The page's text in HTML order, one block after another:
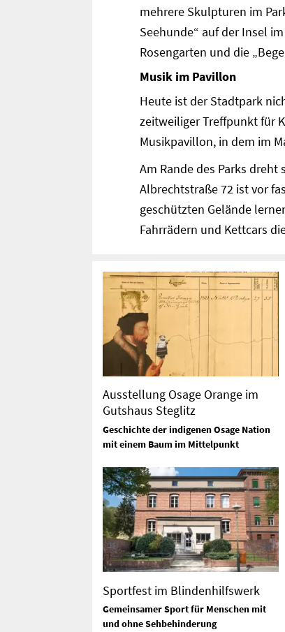
mehrere Skulpturen im
Seehunde“ auf der Insel
Rosengarten und die
Musik im Pavillon
Heute ist der Stadtpark
zeitweiliger Treffpunkt für
Musikpavillon, in dem im
Am Rande des Parks
Albrechtstraße 72 ist vor
geschützten Gelände
Fahrrädern und Kettcars
Ausstellung Osage Orange im
Gutshaus Steglitz
Geschichte der indigenen Osage Nation
mit einem Baum im Mittelpunkt
Sportfest im Blindenhilfswerk
Gemeinsamer Sport für Menschen mit
und ohne Sehbehinderung